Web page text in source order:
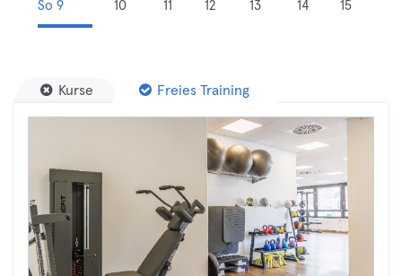
So 9
10
11
12
13
14
15
Kurse Freies Training